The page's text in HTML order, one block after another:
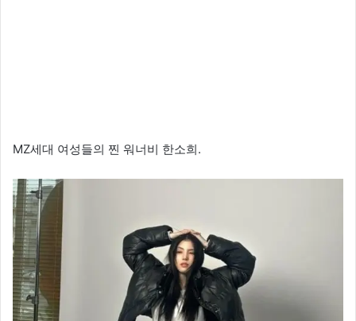
MZ세대 여성들의 찐 워너비 한소희.